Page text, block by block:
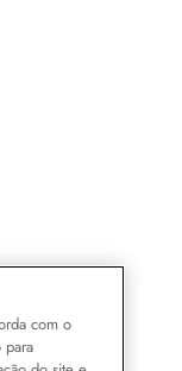
com o
para